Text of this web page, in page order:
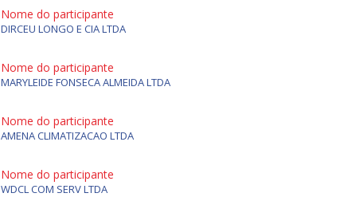
Nome do participante
DIRCEU LONGO E CIA LTDA
Nome do participante
MARYLEIDE FONSECA ALMEIDA LTDA
Nome do participante
AMENA CLIMATIZACAO LTDA
Nome do participante
WDCL COM SERV LTDA